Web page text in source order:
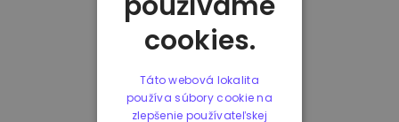
cookies.
Táto webová lokalita
používa súbory cookie na
zlepšenie používateľskej